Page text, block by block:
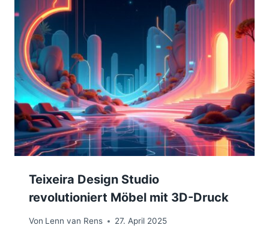
Teixeira Design Studio
revolutioniert Möbel mit 3D-Druck
Von Lenn van Rens 27. April 2025